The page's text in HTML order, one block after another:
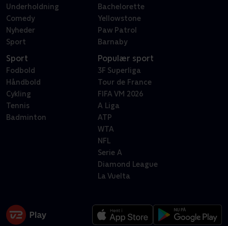
Underholdning
Comedy
Nyheder
Sport
Bachelorette
Yellowstone
Paw Patrol
Barnaby
Sport
Fodbold
Håndbold
Cykling
Tennis
Badminton
Populær sport
3F Superliga
Tour de France
FIFA VM 2026
A Liga
ATP
WTA
NFL
Serie A
Diamond League
La Vuelta